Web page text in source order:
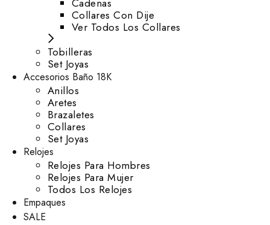
Cadenas
Collares Con Dije
Ver Todos Los Collares
Tobilleras
Set Joyas
Accesorios Baño 18K
Anillos
Aretes
Brazaletes
Collares
Set Joyas
Relojes
Relojes Para Hombres
Relojes Para Mujer
Todos Los Relojes
Empaques
SALE